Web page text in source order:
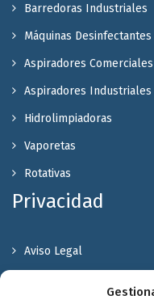
Barredoras Industriales
Máquinas Desinfectantes
Aspiradores Comerciales
Aspiradores Industriales
Hidrolimpiadoras
Vaporetas
Rotativas
Privacidad
Aviso Legal